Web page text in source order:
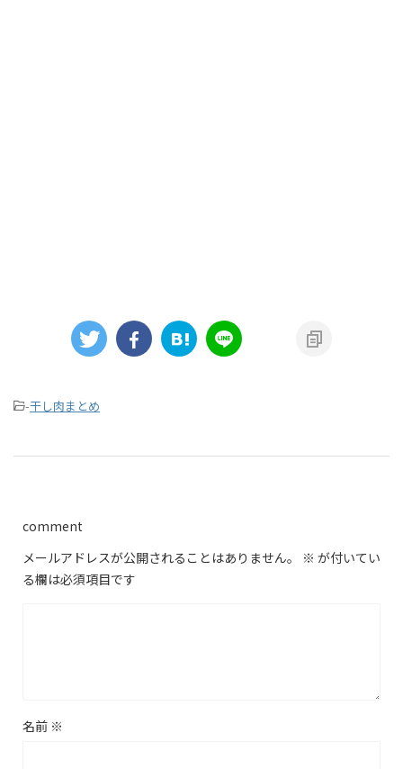
-干し肉まとめ
comment
メールアドレスが公開されることはありません。
※ が付いてい
る欄は必須項目です
名前 ※